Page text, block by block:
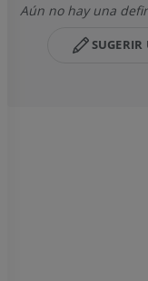
Aún no hay una